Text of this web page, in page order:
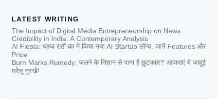
LATEST WRITING
The Impact of Digital Media Entrepreneurship on News
Credibility in India: A Contemporary Analysis
AI Fiesta: ध्रुव राठी का ने किया नया AI Startup लॉन्च, जानें Features और
Price
Burn Marks Remedy: जलने के निशान से पाना है छुटकारा? आजमाएं ये जादुई
घरेलू नुस्खे!